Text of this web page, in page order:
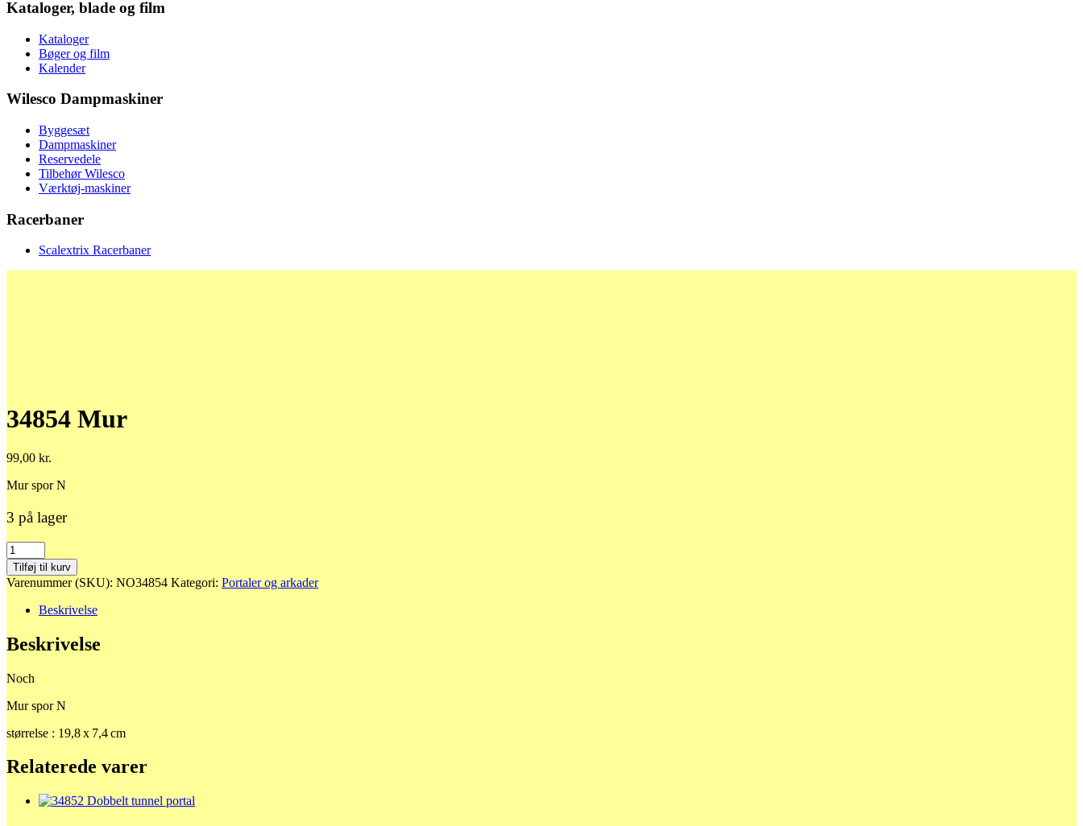
Kataloger, blade og film
Kataloger
Bøger og film
Kalender
Wilesco Dampmaskiner
Byggesæt
Dampmaskiner
Reservedele
Tilbehør Wilesco
Værktøj-maskiner
Racerbaner
Scalextrix Racerbaner
34854 Mur
99,00 kr.
Mur spor N
3 på lager
34854
Mur
antal
Tilføj til kurv
Varenummer (SKU): NO34854 Kategori: Portaler og arkader
Beskrivelse
Beskrivelse
Noch
Mur spor N
størrelse : 19,8 x 7,4 cm
Relaterede varer